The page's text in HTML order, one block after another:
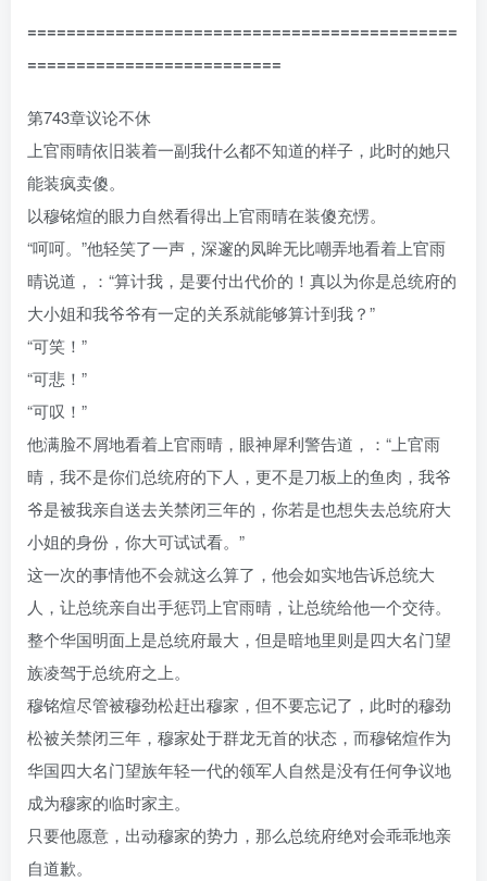
============================================
==========================
第743章议论不休
上官雨晴依旧装着一副我什么都不知道的样子，此时的她只
能装疯卖傻。
以穆铭煊的眼力自然看得出上官雨晴在装傻充愣。
“呵呵。”他轻笑了一声，深邃的凤眸无比嘲弄地看着上官雨
晴说道，：“算计我，是要付出代价的！真以为你是总统府的
大小姐和我爷爷有一定的关系就能够算计到我？”
“可笑！”
“可悲！”
“可叹！”
他满脸不屑地看着上官雨晴，眼神犀利警告道，：“上官雨
晴，我不是你们总统府的下人，更不是刀板上的鱼肉，我爷
爷是被我亲自送去关禁闭三年的，你若是也想失去总统府大
小姐的身份，你大可试试看。”
这一次的事情他不会就这么算了，他会如实地告诉总统大
人，让总统亲自出手惩罚上官雨晴，让总统给他一个交待。
整个华国明面上是总统府最大，但是暗地里则是四大名门望
族凌驾于总统府之上。
穆铭煊尽管被穆劲松赶出穆家，但不要忘记了，此时的穆劲
松被关禁闭三年，穆家处于群龙无首的状态，而穆铭煊作为
华国四大名门望族年轻一代的领军人自然是没有任何争议地
成为穆家的临时家主。
只要他愿意，出动穆家的势力，那么总统府绝对会乖乖地亲
自道歉。